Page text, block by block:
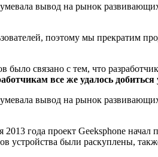
вывод на рынок
поэтому мы прекратим
связано с тем, что
все же удалось
вывод на рынок
2013 года проект Geeksphone начал
устройства были раскуплены,